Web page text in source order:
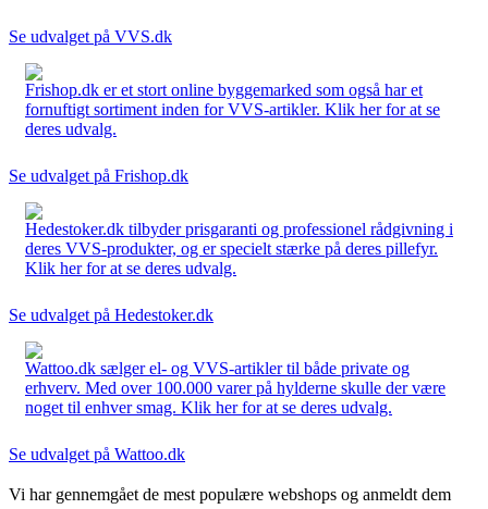
Se udvalget på VVS.dk
Frishop.dk er et stort online byggemarked som også har et
fornuftigt sortiment inden for VVS-artikler. Klik her for at se
deres udvalg.
Se udvalget på Frishop.dk
Hedestoker.dk tilbyder prisgaranti og professionel rådgivning i
deres VVS-produkter, og er specielt stærke på deres pillefyr.
Klik her for at se deres udvalg.
Se udvalget på Hedestoker.dk
Wattoo.dk sælger el- og VVS-artikler til både private og
erhverv. Med over 100.000 varer på hylderne skulle der være
noget til enhver smag. Klik her for at se deres udvalg.
Se udvalget på Wattoo.dk
Vi har gennemgået de mest populære webshops og anmeldt dem